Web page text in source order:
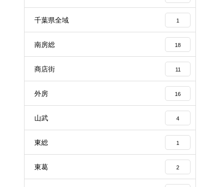
千葉県全域 1
南房総 18
商店街 11
外房 16
山武 4
東総 1
東葛 2